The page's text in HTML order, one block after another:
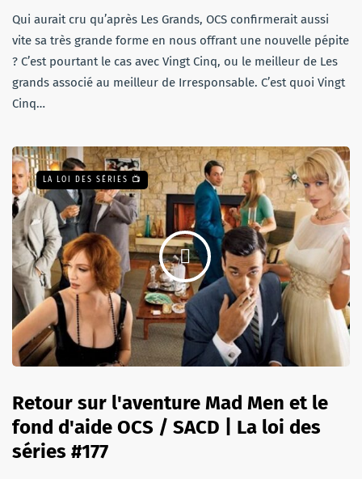
Qui aurait cru qu’après Les Grands, OCS confirmerait aussi
vite sa très grande forme en nous offrant une nouvelle pépite
? C’est pourtant le cas avec Vingt Cinq, ou le meilleur de Les
grands associé au meilleur de Irresponsable. C’est quoi Vingt
Cinq…
LA LOI DES SÉRIES 📺
Retour sur l'aventure Mad Men et le
fond d'aide OCS / SACD | La loi des
séries #177